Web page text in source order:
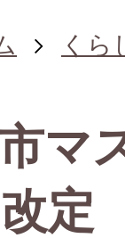
くら
マ
定